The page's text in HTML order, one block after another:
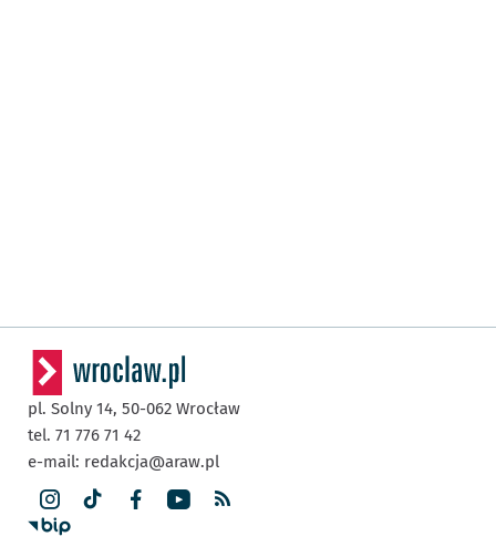
pl. Solny 14, 50-062 Wrocław
tel. 71 776 71 42
e-mail: redakcja@araw.pl